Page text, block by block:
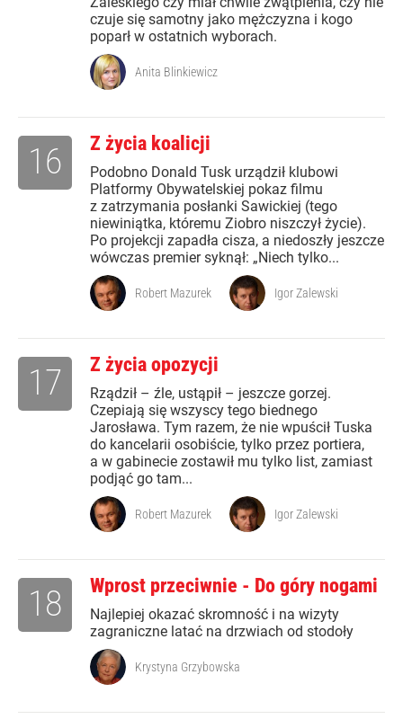
czuje się samotny jako mężczyzna i kogo
poparł w ostatnich wyborach.
Anita Blinkiewicz
Z życia koalicji
Podobno Donald Tusk urządził klubowi
Platformy Obywatelskiej pokaz filmu
z zatrzymania posłanki Sawickiej (tego
niewiniątka, któremu Ziobro niszczył życie).
Po projekcji zapadła cisza, a niedoszły jeszcze
wówczas premier syknął: „Niech tylko...
16
Robert Mazurek Igor Zalewski
Z życia opozycji
Rządził – źle, ustąpił – jeszcze gorzej.
Czepiają się wszyscy tego biednego
Jarosława. Tym razem, że nie wpuścił Tuska
do kancelarii osobiście, tylko przez portiera,
a w gabinecie zostawił mu tylko list, zamiast
podjąć go tam...
17
Robert Mazurek Igor Zalewski
Wprost przeciwnie - Do góry nogami
Najlepiej okazać skromność i na wizyty
zagraniczne latać na drzwiach od stodoły
18
Krystyna Grzybowska